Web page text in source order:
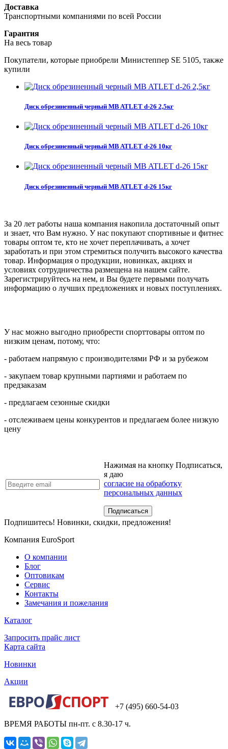
Доставка
Транспортными компаниями по всей России
Гарантия
На весь товар
Покупатели, которые приобрели Министеппер SE 5105, также
купили
Диск обрезиненный черный MB ATLET d-26 2,5кг
Диск обрезиненный черный MB ATLET d-26 10кг
Диск обрезиненный черный MB ATLET d-26 15кг
За 20 лет работы наша компания накопила достаточный опыт
и знает, что Вам нужно. У нас покупают спортивные и фитнес
товары оптом те, кто не хочет переплачивать, а хочет
заработать и при этом стремиться получить высокого качества
товар. Информация о продукции, новинках, акциях и
условиях сотрудничества размещена на нашем сайте.
Зарегистрируйтесь на нем, и Вы будете первыми получать
информацию о лучших предложениях и новых поступлениях.
У нас можно выгодно приобрести спорттовары оптом по
низким ценам, потому, что:
- работаем напрямую с производителями РФ и за рубежом
- закупаем товар крупными партиями и работаем по
предзаказам
- предлагаем сезонные скидки
- отслеживаем цены конкурентов и предлагаем более низкую
цену
Нажимая на кнопку Подписаться,
я даю
согласие на обработку
персональных данных
Подпишитесь! Новинки, скидки, предложения!
Компания EuroSport
О компании
Блог
Оптовикам
Сервис
Контакты
Замечания и пожелания
Каталог
Запросить прайс лист
Карта сайта
Новинки
Акции
+7 (495) 660-54-03
ВРЕМЯ РАБОТЫ пн-пт. с 8.30-17 ч.